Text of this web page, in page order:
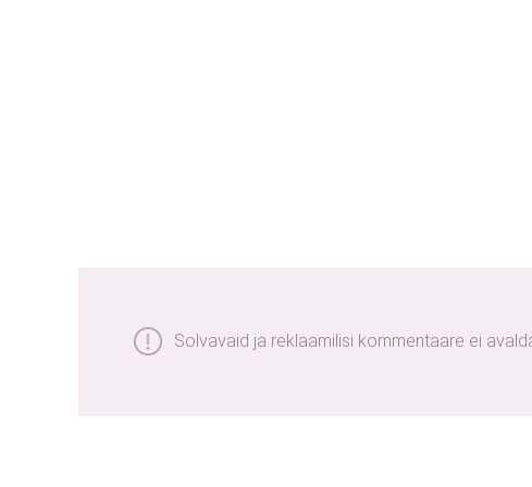
Solvavaid ja reklaamilisi kommentaare ei